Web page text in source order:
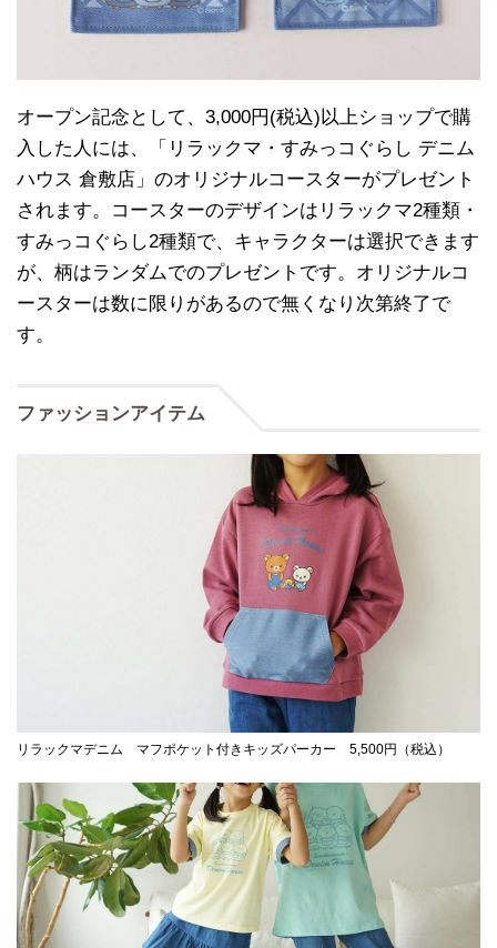
オープン記念として、3,000円(税込)以上ショップで購
入した人には、「リラックマ・すみっコぐらし デニム
ハウス 倉敷店」のオリジナルコースターがプレゼント
されます。コースターのデザインはリラックマ2種類・
すみっコぐらし2種類で、キャラクターは選択できます
が、柄はランダムでのプレゼントです。オリジナルコ
ースターは数に限りがあるので無くなり次第終了で
す。
ファッションアイテム
リラックマデニム マフポケット付きキッズパーカー 5,500円（税込）